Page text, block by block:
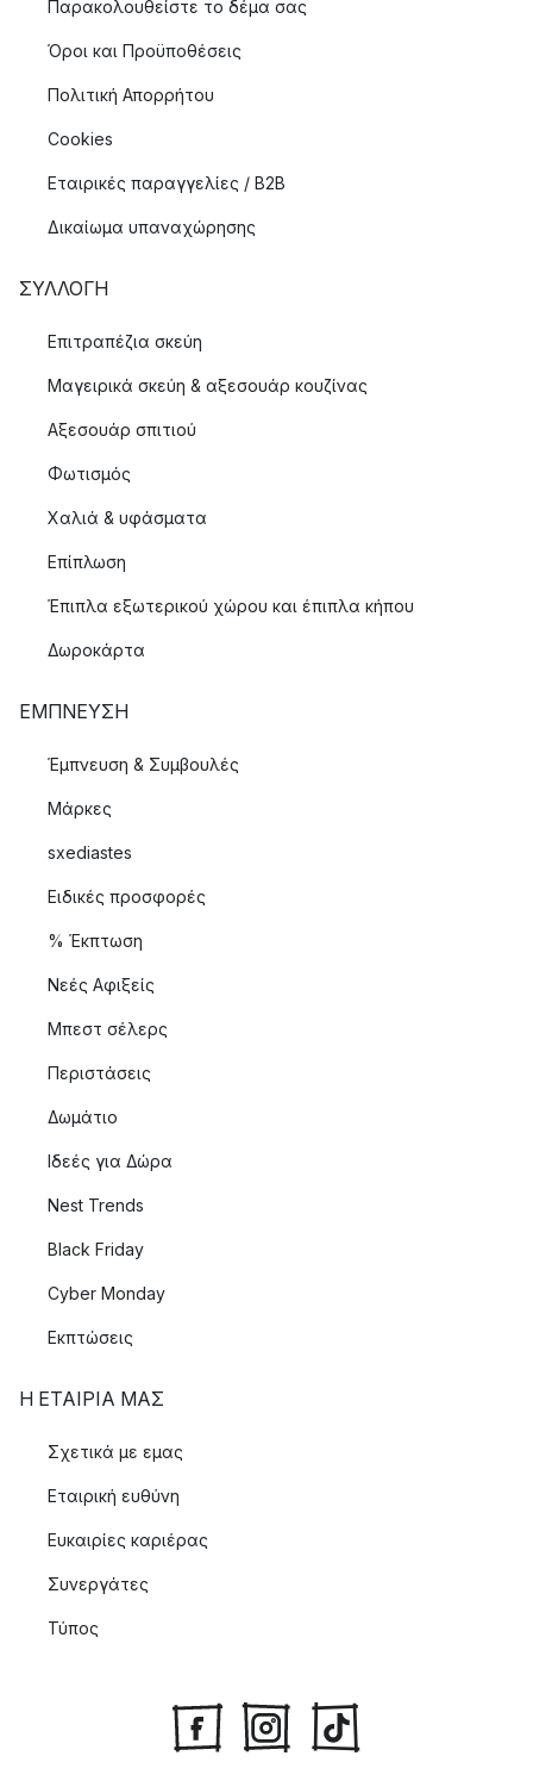
Παρακολουθείστε το δέμα σας
Όροι και Προϋποθέσεις
Πολιτική Απορρήτου
Cookies
Εταιρικές παραγγελίες / B2B
Δικαίωμα υπαναχώρησης
ΣΥΛΛΟΓΉ
Επιτραπέζια σκεύη
Μαγειρικά σκεύη & αξεσουάρ κουζίνας
Αξεσουάρ σπιτιού
Φωτισμός
Χαλιά & υφάσματα
Επίπλωση
Έπιπλα εξωτερικού χώρου και έπιπλα κήπου
Δωροκάρτα
ΈΜΠΝΕΥΣΗ
Έμπνευση & Συμβουλές
Μάρκες
sxediastes
Ειδικές προσφορές
% Έκπτωση
Νεές Αφιξείς
Μπεστ σέλερς
Περιστάσεις
Δωμάτιο
Ιδεές για Δώρα
Nest Trends
Black Friday
Cyber Monday
Εκπτώσεις
Η ΕΤΑΊΡΙΑ ΜΑΣ
Σχετικά με εμας
Εταιρική ευθύνη
Ευκαιρίες καριέρας
Συνεργάτες
Τύπος